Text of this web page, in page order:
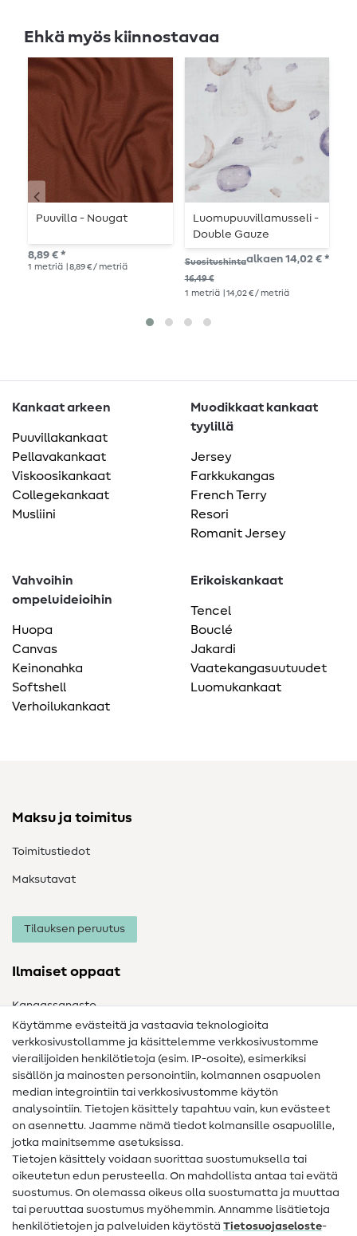
Ehkä myös kiinnostavaa
Puuvilla - Nougat
8,89 € *
1 metriä | 8,89 € / metriä
Luomupuuvillamusseli -
Double Gauze
digitaalipainatus Kuu
Valkoinen
Suositushinta
16,49 €
alkaen 14,02 € *
1 metriä | 14,02 € / metriä
Kankaat arkeen
Puuvillakankaat
Pellavakankaat
Viskoosikankaat
Collegekankaat
Musliini
Muodikkaat kankaat
tyylillä
Jersey
Farkkukangas
French Terry
Resori
Romanit Jersey
Vahvoihin
ompeluideioihin
Huopa
Canvas
Keinonahka
Softshell
Verhoilukankaat
Erikoiskankaat
Tencel
Bouclé
Jakardi
Vaatekangasuutuudet
Luomukankaat
Maksu ja toimitus
Toimitustiedot
Maksutavat
Tilauksen peruutus
Ilmaiset oppaat
Kangassanasto
Ompelusanasto
Ompeluohjeet
Apua ja yhteystiedot
Yhteystiedot
Tietoa omistajanvaihdoksesta
FAQ
Peruutusoikeus
Käytämme evästeitä ja vastaavia teknologioita
verkkosivustollamme ja käsittelemme verkkosivustomme
vierailijoiden henkilötietoja (esim. IP-osoite), esimerkiksi
sisällön ja mainosten personointiin, kolmannen osapuolen
median integrointiin tai verkkosivustomme käytön
analysointiin. Tietojen käsittely tapahtuu vain, kun evästeet
on asennettu. Jaamme nämä tiedot kolmansille osapuolille,
jotka mainitsemme asetuksissa.
Tietojen käsittely voidaan suorittaa suostumuksella tai
oikeutetun edun perusteella. On mahdollista antaa tai evätä
suostumus. On olemassa oikeus olla suostumatta ja muuttaa
tai peruuttaa suostumus myöhemmin. Annamme lisätietoja
henkilötietojen ja palveluiden käytöstä Tietosuojaseloste-